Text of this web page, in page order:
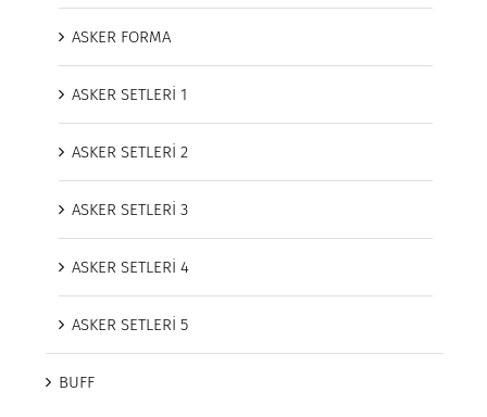
ASKER FORMA
ASKER SETLERİ 1
ASKER SETLERİ 2
ASKER SETLERİ 3
ASKER SETLERİ 4
ASKER SETLERİ 5
BUFF